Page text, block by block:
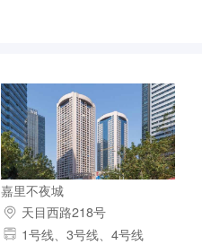
嘉里不夜城
天目西路218号
1号线、3号线、4号线